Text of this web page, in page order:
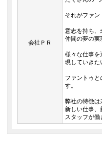
会社ＰＲ
それがファン
意志を持ち、
仲間の夢の実
様々な仕事を
現していきた
ファントゥ
す。
弊社の特徴は
新しい仕事、
スタッフが働